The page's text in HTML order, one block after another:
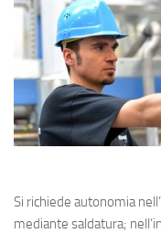
Si richiede autonomia
mediante saldatura;